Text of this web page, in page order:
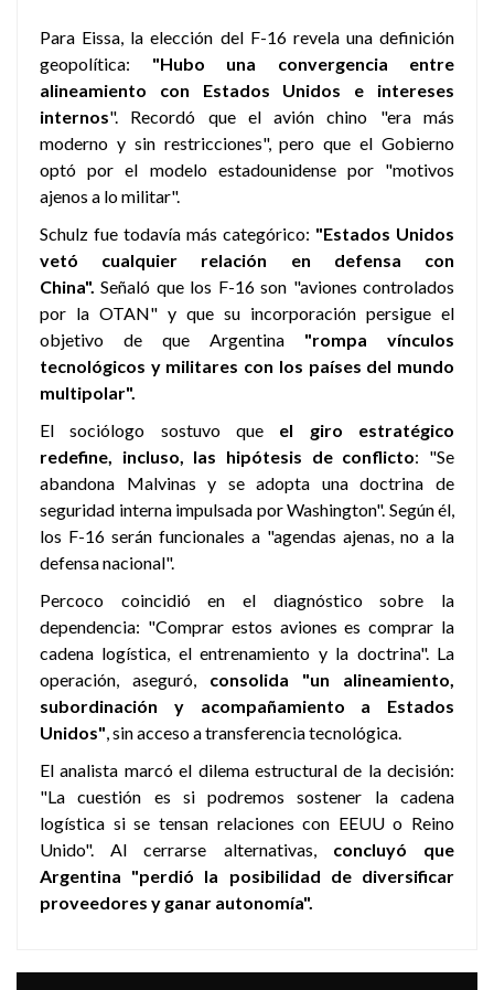
Para Eissa, la elección del F-16 revela una definición
geopolítica: "Hubo una convergencia entre
alineamiento con Estados Unidos e intereses
internos". Recordó que el avión chino "era más
moderno y sin restricciones", pero que el Gobierno
optó por el modelo estadounidense por "motivos
ajenos a lo militar".
Schulz fue todavía más categórico: "Estados Unidos
vetó cualquier relación en defensa con
China".Señaló que los F-16 son "aviones controlados
por la OTAN" y que su incorporación persigue el
objetivo de que Argentina "rompa vínculos
tecnológicos y militares con los países del mundo
multipolar".
El sociólogo sostuvo que el giro estratégico
redefine, incluso, las hipótesis de conflicto: "Se
abandona Malvinas y se adopta una doctrina de
seguridad interna impulsada por Washington". Según él,
los F-16 serán funcionales a "agendas ajenas, no a la
defensa nacional".
Percoco coincidió en el diagnóstico sobre la
dependencia: "Comprar estos aviones es comprar la
cadena logística, el entrenamiento y la doctrina". La
operación, aseguró,
consolida "un alineamiento,
subordinación y acompañamiento a Estados
Unidos" , sin acceso a transferencia tecnológica.
El analista marcó el dilema estructural de la decisión:
"La cuestión es si podremos sostener la cadena
logística si se tensan relaciones con EEUU o Reino
Unido". Al cerrarse alternativas, concluyó que
Argentina "perdió la posibilidad de diversificar
proveedores y ganar autonomía".